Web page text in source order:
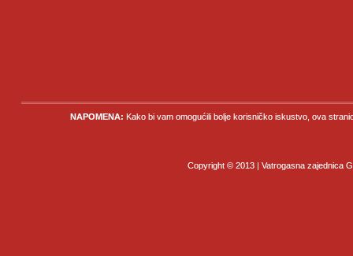
NAPOMENA: Kako bi vam omogućili bolje korisničko iskustvo, ova
Copyright © 2013 | Vatrogasna zajednica